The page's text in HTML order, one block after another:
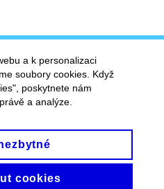
a k personalizaci
soubory cookies. Když
poskytnete nám
a analýze.
cookies